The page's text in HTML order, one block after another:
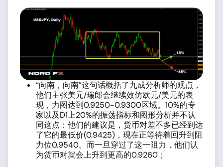
“向南，向南”这句话概括了九成分析师的观点，
他们主张美元/瑞郎会继续效仿欧元/美元的表
现，力图达到0.9250-0.9300区域。10%的专
家以及D1上20%的振荡指标和图形分析并不认
同这点：他们的建议是，货币对差不多已经到达
了它的最低价(0.9425)，现在正等待着回升到阻
力位0.9540。而一旦穿过了这一阻力，他们认
为货币对就会上升到更高的0.9260；